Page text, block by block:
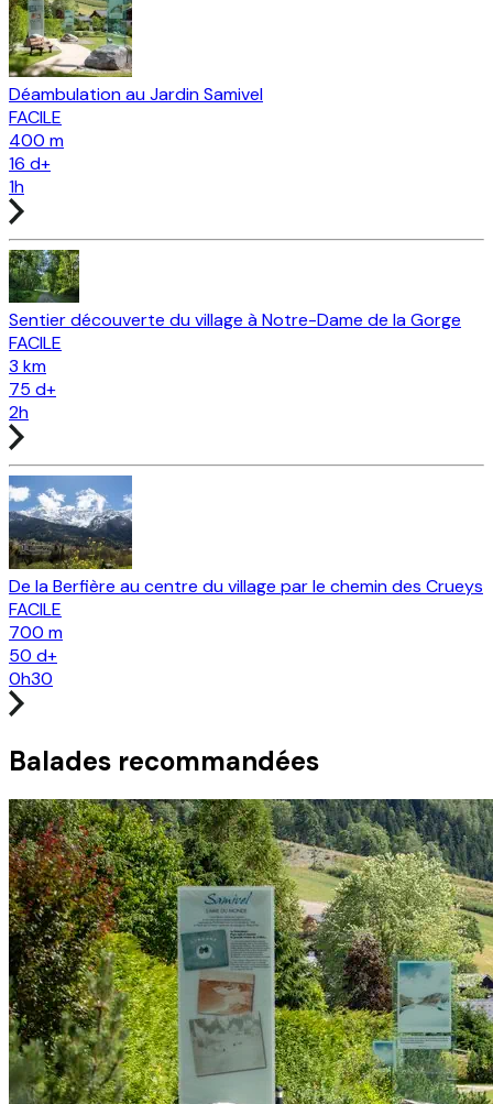
Déambulation au Jardin Samivel
FACILE
400 m
16 d+
1h
Sentier découverte du village à Notre-Dame de la Gorge
FACILE
3 km
75 d+
2h
De la Berfière au centre du village par le chemin des Crueys
FACILE
700 m
50 d+
0h30
Balades recommandées